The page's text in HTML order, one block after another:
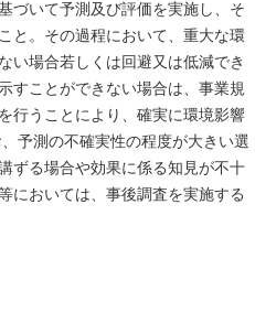
づいて予測及び評価を実施し、そ
と。その過程において、重大な環
い場合若しくは回避又は低減でき
すことができない場合は、事業規
行うことにより、確実に環境影響
予測の不確実性の程度が大きい選
ずる場合や効果に係る知見が不十
においては、事後調査を実施する